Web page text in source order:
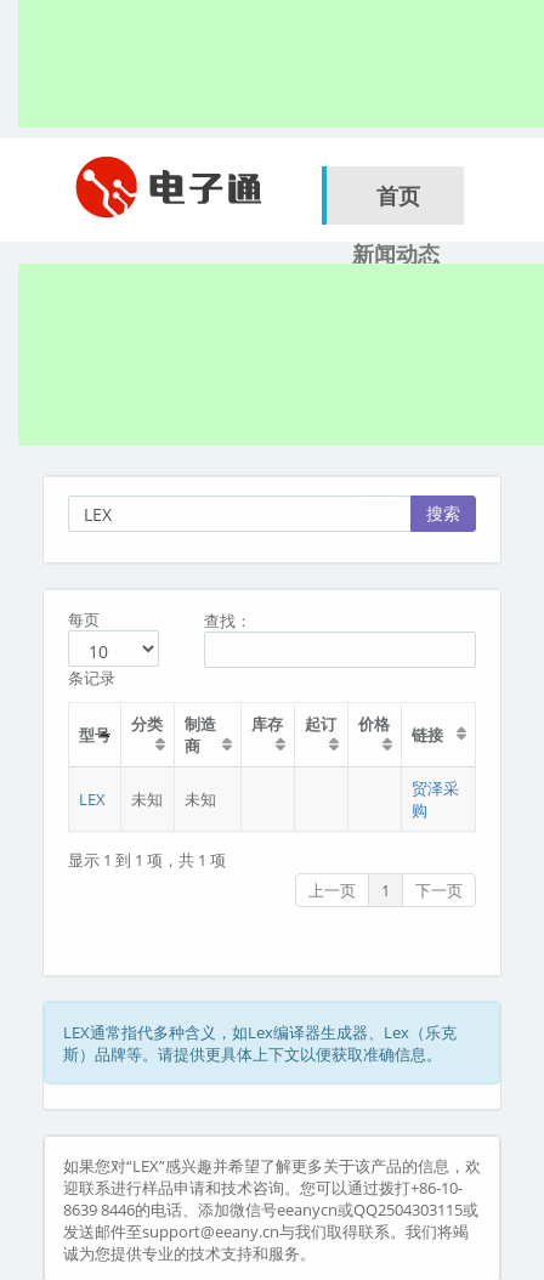
首页
新闻动态
服务商
搜索
每页
条记录
查找：
型号 分类
制造
商
库存 起订 价格 链接
LEX 未知 未知
贸泽采
购
显示 1 到 1 项，共 1 项
上一页
1 下一页
LEX通常指代多种含义，如Lex编译器生成器、Lex（乐克
斯）品牌等。请提供更具体上下文以便获取准确信息。
如果您对“LEX”感兴趣并希望了解更多关于该产品的信息，欢
迎联系进行样品申请和技术咨询。您可以通过拨打+86-10-
8639 8446的电话、添加微信号eeanycn或QQ2504303115或
发送邮件至support@eeany.cn与我们取得联系。我们将竭
诚为您提供专业的技术支持和服务。